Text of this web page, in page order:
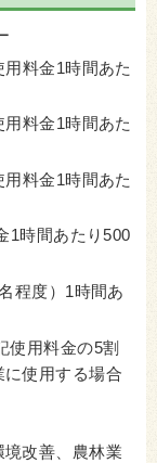
料金1時間あた
料金1時間あた
料金1時間あた
1時間あたり500
程度）1時間あ
使用料金の5割
使用する場合
改善、農林業